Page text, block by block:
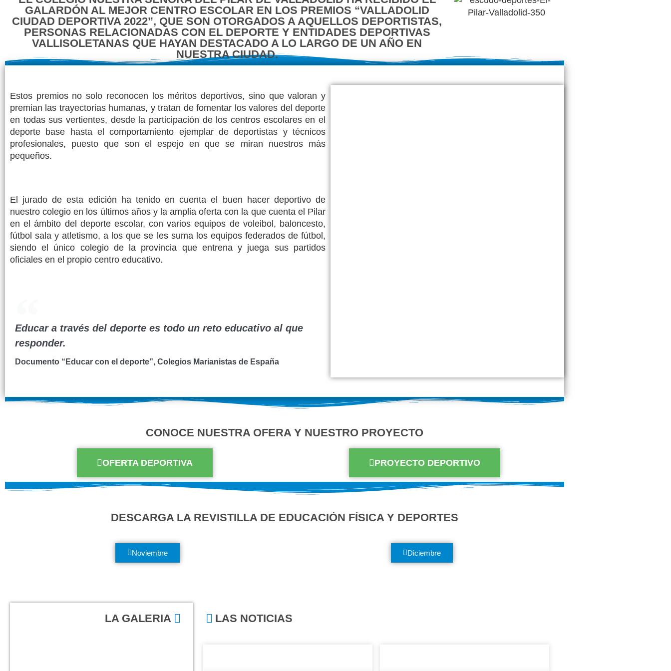
GALARDÓN AL MEJOR CENTRO ESCOLAR EN LOS PREMIOS “VALLADOLID
CIUDAD DEPORTIVA 2022”, QUE SON OTORGADOS A AQUELLOS DEPORTISTAS,
PERSONAS RELACIONADAS CON EL DEPORTE Y ENTIDADES DEPORTIVAS
VALLISOLETANAS QUE HAYAN DESTACADO A LO LARGO DE UN AÑO EN
NUESTRA CIUDAD.
Estos premios no solo reconocen los méritos deportivos, sino que valoran y
premian las trayectorias humanas, y tratan de fomentar los valores del deporte
en todas sus vertientes, desde la participación de los centros escolares en el
deporte base hasta el comportamiento ejemplar de deportistas y técnicos
profesionales, puesto que son el espejo en que se miran nuestros más
pequeños.
El jurado de esta edición ha tenido en cuenta el buen hacer deportivo de
nuestro colegio en los últimos años y la amplia oferta con la que cuenta el Pilar
en el ámbito del deporte escolar, con varios equipos de voleibol, baloncesto,
fútbol sala y atletismo, a los que se les suma los equipos federados de fútbol,
siendo el único colegio de la provincia que entrena y juega sus partidos
oficiales en el propio centro educativo.
Educar a través del deporte es todo un reto educativo al que
responder.
Documento “Educar con el deporte”, Colegios Marianistas de España
CONOCE NUESTRA OFERA Y NUESTRO PROYECTO
OFERTA DEPORTIVA PROYECTO DEPORTIVO
DESCARGA LA REVISTILLA DE EDUCACIÓN FÍSICA Y DEPORTES
Noviembre Diciembre
LA GALERIA LAS NOTICIAS